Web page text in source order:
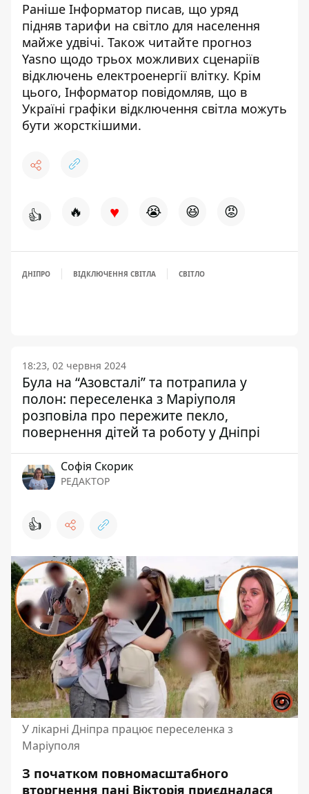
Раніше Інформатор писав, що уряд
підняв тарифи на світло для населення
майже удвічі. Також читайте прогноз
Yasno щодо трьох можливих сценаріїв
відключень електроенергії влітку. Крім
цього, Інформатор повідомляв, що в
Україні графіки відключення світла можуть
бути жорсткішими.
👍 🔥 ♥ 😭 😆 😡
ДНІПРО ВІДКЛЮЧЕННЯ СВІТЛА СВІТЛО
18:23, 02 червня 2024
Була на “Азовсталі” та потрапила у
полон: переселенка з Маріуполя
розповіла про пережите пекло,
повернення дітей та роботу у Дніпрі
Софія Скорик
РЕДАКТОР
👍
У лікарні Дніпра працює переселенка з
Маріуполя
З початком повномасштабного
вторгнення пані Вікторія приєдналася